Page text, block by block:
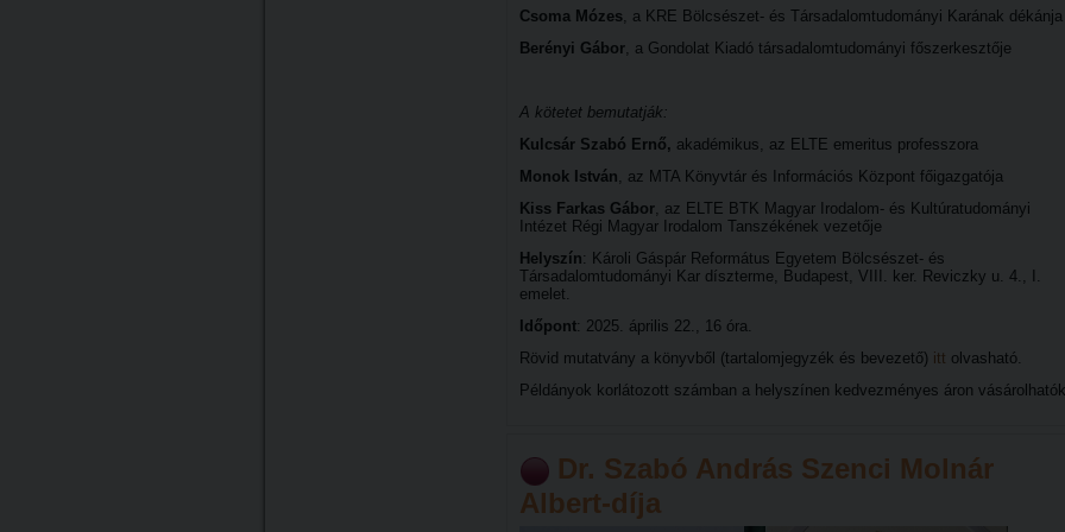
Csoma Mózes , a KRE Bölcsészet- és Társadalomtudományi Karának dékánja
Berényi Gábor , a Gondolat Kiadó társadalomtudományi főszerkesztője
A kötetet bemutatják:
Kulcsár Szabó Ernő, akadémikus, az ELTE emeritus professzora
Monok István , az MTA Könyvtár és Információs Központ főigazgatója
Kiss Farkas Gábor , az ELTE BTK Magyar Irodalom- és Kultúratudományi
Intézet Régi Magyar Irodalom Tanszékének vezetője
Helyszín: Károli Gáspár Református Egyetem Bölcsészet- és
Társadalomtudományi Kar díszterme, Budapest, VIII. ker. Reviczky u. 4., I.
emelet.
Időpont: 2025. április 22., 16 óra.
Rövid mutatvány a könyvből (tartalomjegyzék és bevezető) itt olvasható.
Példányok korlátozott számban a helyszínen kedvezményes áron
Dr. Szabó András Szenci Molnár
Albert-díja